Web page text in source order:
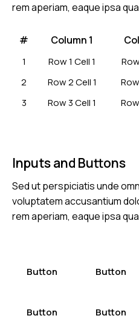
rem aperiam, eaque ipsa
# Column 1
1 Row 1 Cell 1
2
Row 2 Cell 1
3
Row 3 Cell 1
Inputs and Buttons
Sed ut perspiciatis unde
voluptatem accusantium
rem aperiam, eaque ipsa
Button Button
Button Button